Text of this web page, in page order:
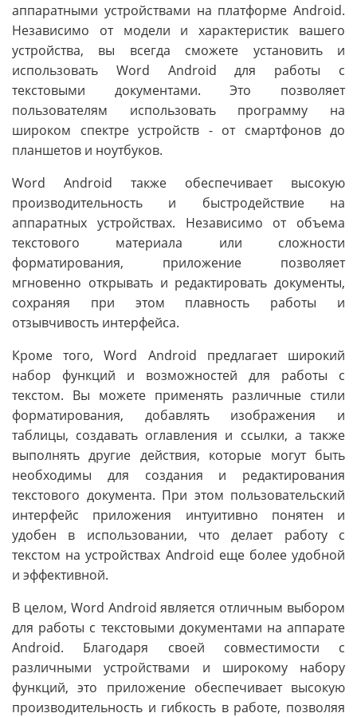
аппаратными устройствами на платформе Android.
Независимо от модели и характеристик вашего
устройства, вы всегда сможете установить и
использовать Word Android для работы с
текстовыми документами. Это позволяет
пользователям использовать программу на
широком спектре устройств - от смартфонов до
планшетов и ноутбуков.
Word Android также обеспечивает высокую
производительность и быстродействие на
аппаратных устройствах. Независимо от объема
текстового материала или сложности
форматирования, приложение позволяет
мгновенно открывать и редактировать документы,
сохраняя при этом плавность работы и
отзывчивость интерфейса.
Кроме того, Word Android предлагает широкий
набор функций и возможностей для работы с
текстом. Вы можете применять различные стили
форматирования, добавлять изображения и
таблицы, создавать оглавления и ссылки, а также
выполнять другие действия, которые могут быть
необходимы для создания и редактирования
текстового документа. При этом пользовательский
интерфейс приложения интуитивно понятен и
удобен в использовании, что делает работу с
текстом на устройствах Android еще более удобной
и эффективной.
В целом, Word Android является отличным выбором
для работы с текстовыми документами на аппарате
Android. Благодаря своей совместимости с
различными устройствами и широкому набору
функций, это приложение обеспечивает высокую
производительность и гибкость в работе, позволяя